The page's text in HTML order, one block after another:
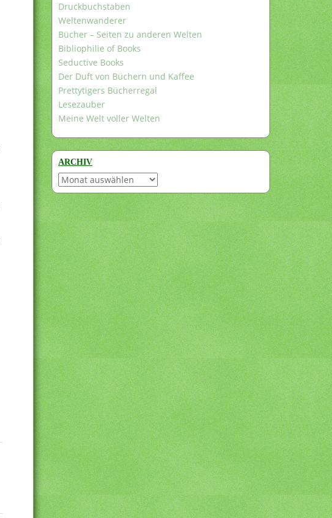
Druckbuchstaben
Weltenwanderer
Bücher – Seiten zu anderen Welten
Bibliophilie of Books
Seductive Books
Der Duft von Büchern und Kaffee
Prettytigers Bücherregal
Lesezauber
Meine Welt voller Welten
ARCHIV
Archiv